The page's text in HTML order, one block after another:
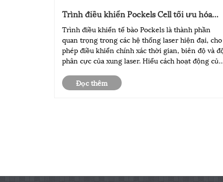
Trình điều khiển Pockels Cell tối ưu hóa
Trình điều khiển tế bào Pockels là thành phần
quan trọng trong các hệ thống laser hiện đại, cho
phép điều khiển chính xác thời gian, biên độ và
phân cực của xung laser. Hiểu cách hoạt động của
phù hợp và cách tối ưu hóa tích hợp hệ thống có
thể giải......
Đọc thêm